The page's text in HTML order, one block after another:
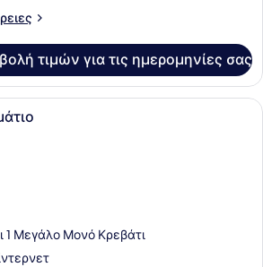
τιμών για τις ημερομηνίες σας
Ένα υπνοδωμάτιο με ένα κρεβάτι,
1 Μεγάλο Μονό Κρεβάτι